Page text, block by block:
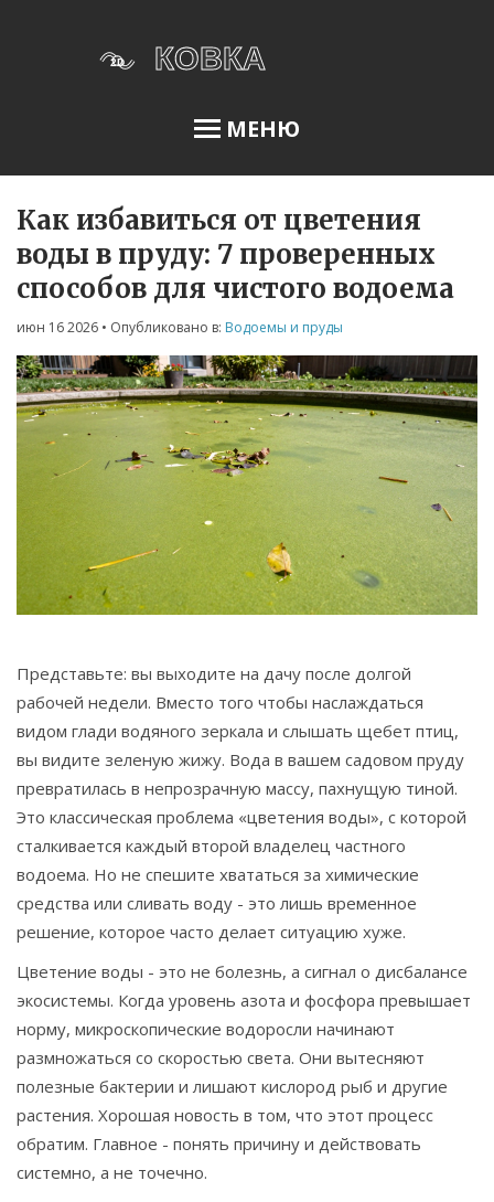
МЕНЮ
Освещение сада
Меню
О нас
Условия использования
Политика конфиденциальности
ФЗ-152
Связаться
© 2026. Все права защищены.
Как избавиться от цветения
воды в пруду: 7 проверенных
способов для чистого водоема
июн 16 2026 • Опубликовано в: Водоемы и пруды
Представьте: вы выходите на дачу после долгой
рабочей недели. Вместо того чтобы наслаждаться
видом глади водяного зеркала и слышать щебет птиц,
вы видите зеленую жижу. Вода в вашем садовом пруду
превратилась в непрозрачную массу, пахнущую тиной.
Это классическая проблема «цветения воды», с которой
сталкивается каждый второй владелец частного
водоема. Но не спешите хвататься за химические
средства или сливать воду - это лишь временное
решение, которое часто делает ситуацию хуже.
Цветение воды - это не болезнь, а сигнал о дисбалансе
экосистемы. Когда уровень азота и фосфора превышает
норму, микроскопические водоросли начинают
размножаться со скоростью света. Они вытесняют
полезные бактерии и лишают кислород рыб и другие
растения. Хорошая новость в том, что этот процесс
обратим. Главное - понять причину и действовать
системно, а не точечно.